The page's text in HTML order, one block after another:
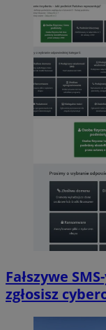
Fałszywe
zgłosisz